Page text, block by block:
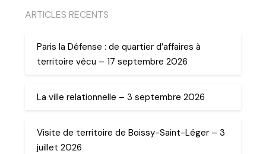
ARTICLES RECENTS
Paris la Défense : de quartier d’affaires à
territoire vécu – 17 septembre 2026
La ville relationnelle – 3 septembre 2026
Visite de territoire de Boissy-Saint-Léger – 3
juillet 2026